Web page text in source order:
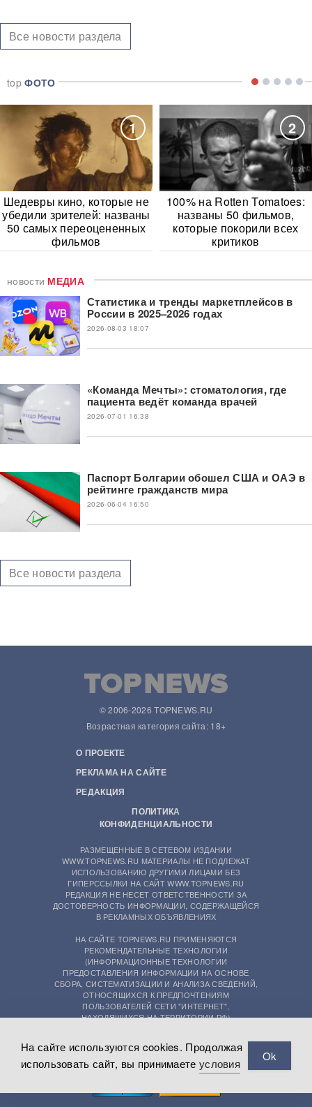
Все новости раздела
topФОТО
1
Шедевры кино, которые не
убедили зрителей: названы
50 самых переоцененных
фильмов
2
100% на Rotten Tomatoes:
названы 50 фильмов,
которые покорили всех
критиков
новости МЕДИА
Статистика и тренды маркетплейсов в
России в 2025–2026 годах
2026-08-03 18:07
«Команда Мечты»: стоматология, где
пациента ведёт команда врачей
2026-07-01 16:38
Паспорт Болгарии обошел США и ОАЭ в
рейтинге гражданств мира
2026-06-04 16:50
Все новости раздела
© 2006-2026 TOPNEWS.RU
Возрастная категория сайта: 18+
О ПРОЕКТЕ
РЕКЛАМА НА САЙТЕ
РЕДАКЦИЯ
ПОЛИТИКА
КОНФИДЕНЦИАЛЬНОСТИ
РАЗМЕЩЕННЫЕ В СЕТЕВОМ ИЗДАНИИ
WWW.TOPNEWS.RU МАТЕРИАЛЫ НЕ ПОДЛЕЖАТ
ИСПОЛЬЗОВАНИЮ ДРУГИМИ ЛИЦАМИ БЕЗ
ГИПЕРССЫЛКИ НА САЙТ WWW.TOPNEWS.RU
РЕДАКЦИЯ НЕ НЕСЕТ ОТВЕТСТВЕННОСТИ ЗА
ДОСТОВЕРНОСТЬ ИНФОРМАЦИИ, СОДЕРЖАЩЕЙСЯ
В РЕКЛАМНЫХ ОБЪЯВЛЕНИЯХ
НА САЙТЕ TOPNEWS.RU ПРИМЕНЯЮТСЯ
РЕКОМЕНДАТЕЛЬНЫЕ ТЕХНОЛОГИИ
(ИНФОРМАЦИОННЫЕ ТЕХНОЛОГИИ
ПРЕДОСТАВЛЕНИЯ ИНФОРМАЦИИ НА ОСНОВЕ
СБОРА, СИСТЕМАТИЗАЦИИ И АНАЛИЗА СВЕДЕНИЙ,
ОТНОСЯЩИХСЯ К ПРЕДПОЧТЕНИЯМ
ПОЛЬЗОВАТЕЛЕЙ СЕТИ "ИНТЕРНЕТ",
НАХОДЯЩИХСЯ НА ТЕРРИТОРИИ РФ)
На сайте используются cookies. Продолжая
использовать сайт, вы принимаете условия
Ok